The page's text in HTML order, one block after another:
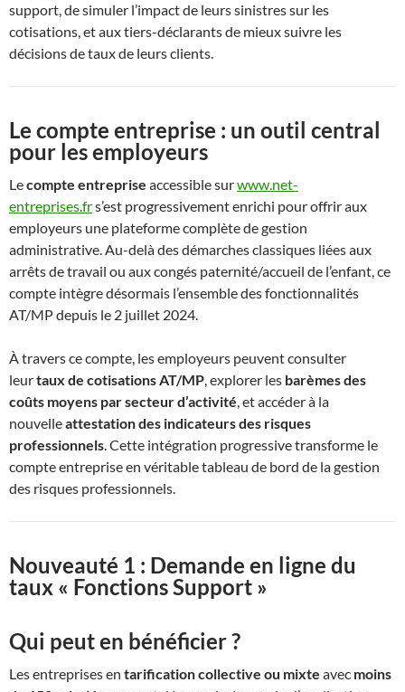
support, de simuler l’impact de leurs sinistres sur les
cotisations, et aux tiers-déclarants de mieux suivre les
décisions de taux de leurs clients.
Le compte entreprise : un outil central
pour les employeurs
Lecompte entreprise accessible surwww.net-
entreprises.frs’est progressivement enrichi pour offrir aux
employeurs une plateforme complète de gestion
administrative. Au-delà des démarches classiques liées aux
arrêts de travail ou aux congés paternité/accueil de l’enfant, ce
compte intègre désormais l’ensemble des fonctionnalités
AT/MP depuis le 2 juillet 2024.
À travers ce compte, les employeurs peuvent consulter
leurtaux de cotisations AT/MP, explorer les barèmes des
coûts moyens par secteur d’activité, et accéder à la
nouvelleattestation des indicateurs des risques
professionnels. Cette intégration progressive transforme le
compte entreprise en véritable tableau de bord de la gestion
des risques professionnels.
Nouveauté 1 : Demande en ligne du
taux « Fonctions Support »
Qui peut en bénéficier ?
Les entreprises en tarification collective ou mixte avec moins